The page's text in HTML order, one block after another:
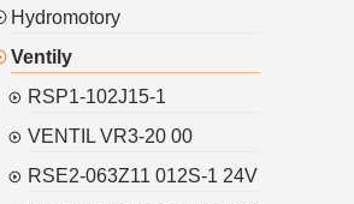
Hydromotory
Ventily
RSP1-102J15-1
VENTIL VR3-20 00
RSE2-063Z11 012S-1 24V